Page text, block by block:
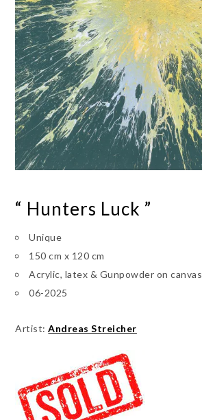
“ Hunters Luck ”
Unique
150 cm x 120 cm
Acrylic, latex & Gunpowder on canvas
06-2025
Artist:Andreas Streicher